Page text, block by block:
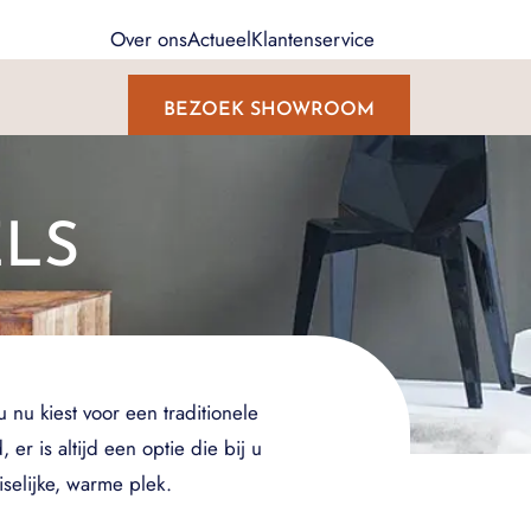
Over onsActueelKlantenservice
BEZOEK SHOWROOM
nu kiest voor een traditionele
er is altijd een optie die bij u
warme plek.